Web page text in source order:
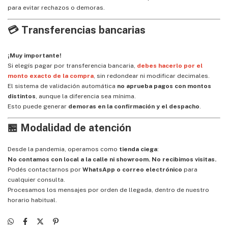
para evitar rechazos o demoras.
💳 Transferencias bancarias
¡Muy importante!
Si elegís pagar por transferencia bancaria, debes hacerlo por el
monto exacto de la compra, sin redondear ni modificar decimales.
El sistema de validación automática no aprueba pagos con montos
distintos, aunque la diferencia sea mínima.
Esto puede generar demoras en la confirmación y el despacho.
🏪 Modalidad de atención
Desde la pandemia, operamos como tienda ciega:
No contamos con local a la calle ni showroom. No recibimos visitas.
Podés contactarnos por WhatsApp o correo electrónico para
cualquier consulta.
Procesamos los mensajes por orden de llegada, dentro de nuestro
horario habitual.